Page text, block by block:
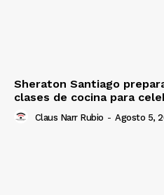
Sheraton Santiago
clases de cocina para
Claus Narr Rubio - Agosto 5,